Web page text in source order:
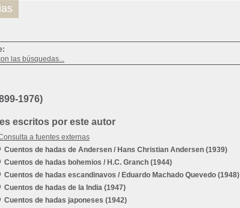
las búsquedas...
1976)
escritos por este autor
a fuentes externas
Cuentos de hadas de Andersen / Hans Christian Andersen (1939)
Cuentos de hadas bohemios / H.C. Granch (1944)
Cuentos de hadas escandinavos / Eduardo Machado Quevedo (1948)
Cuentos de hadas de la India (1947)
Cuentos de hadas japoneses (1942)